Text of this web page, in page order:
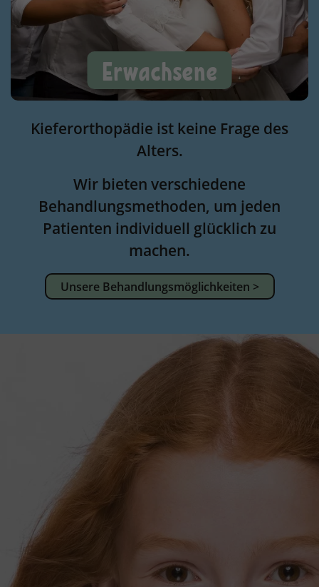
Erwachsene
Kieferorthopädie ist keine Frage des
Alters.
Wir bieten verschiedene
Behandlungsmethoden, um jeden
Patienten individuell glücklich zu
machen.
Unsere Behandlungsmöglichkeiten >